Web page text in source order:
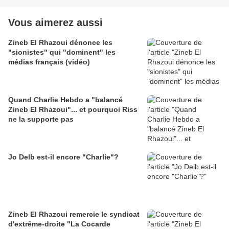
Vous aimerez aussi
Zineb El Rhazoui dénonce les
"sionistes" qui "dominent" les
médias français (vidéo)
Quand Charlie Hebdo a "balancé
Zineb El Rhazoui"... et pourquoi Riss
ne la supporte pas
Jo Delb est-il encore "Charlie"?
Zineb El Rhazoui remercie le syndicat
d'extrême-droite "La Cocarde